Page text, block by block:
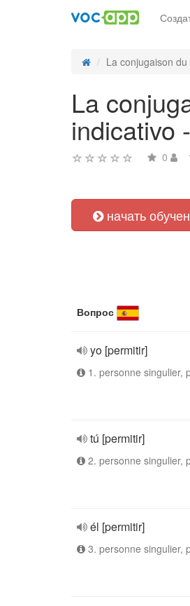
La conjugaison
La
indicativo
0
начать
Вопрос
yo [permitir]
1. personne singulier,
tú [permitir]
2. personne singulier,
él [permitir]
3. personne singulier,